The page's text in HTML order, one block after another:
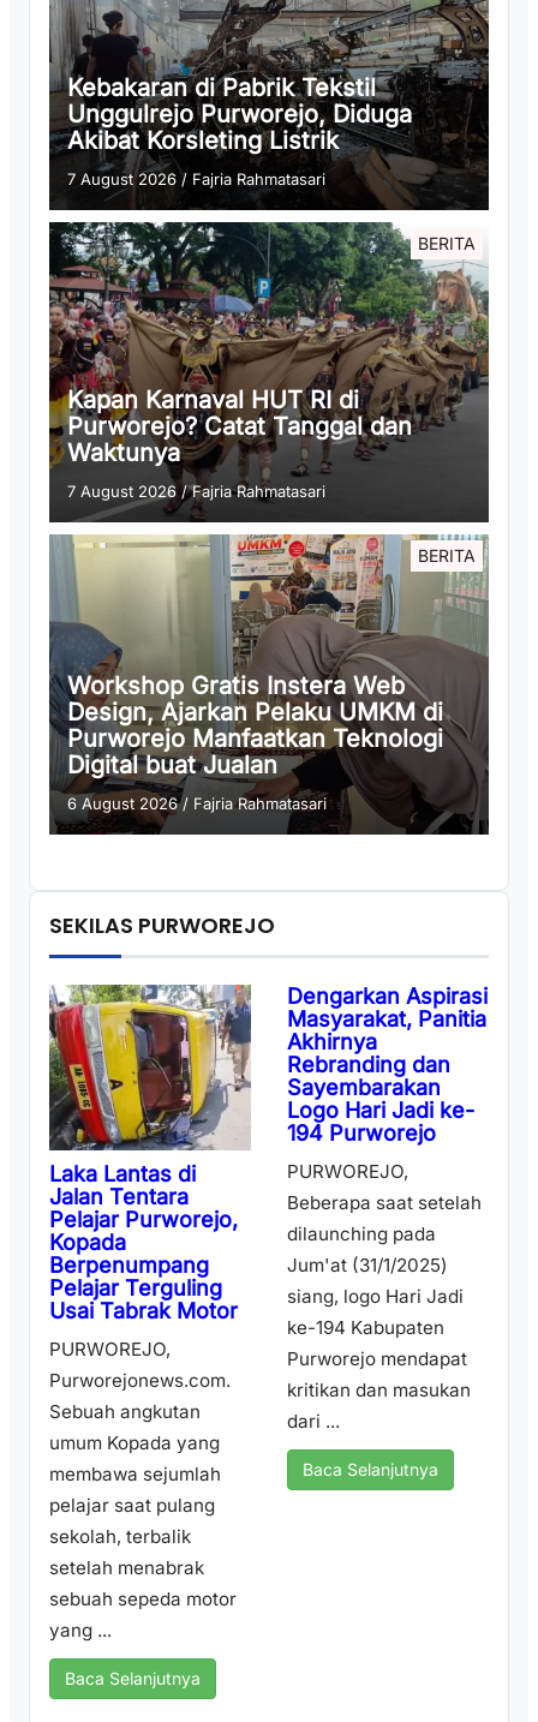
Kebakaran di Pabrik Tekstil
Unggulrejo Purworejo, Diduga
Akibat Korsleting Listrik
7 August 2026/ Fajria Rahmatasari
BERITA
Kapan Karnaval HUT RI di
Purworejo? Catat Tanggal dan
Waktunya
7 August 2026 /Fajria Rahmatasari
BERITA
Workshop Gratis Instera Web
Design, Ajarkan Pelaku UMKM di
Purworejo Manfaatkan Teknologi
Digital buat Jualan
6 August 2026/ Fajria Rahmatasari
SEKILAS PURWOREJO
Laka Lantas di
Jalan Tentara
Pelajar Purworejo,
Kopada
Berpenumpang
Pelajar Terguling
Usai Tabrak Motor
PURWOREJO,
Purworejonews.com.
Sebuah angkutan
umum Kopada yang
membawa sejumlah
pelajar saat pulang
sekolah, terbalik
setelah menabrak
sebuah sepeda motor
yang ...
Baca Selanjutnya
Dengarkan Aspirasi
Masyarakat, Panitia
Akhirnya
Rebranding dan
Sayembarakan
Logo Hari Jadi ke-
194 Purworejo
PURWOREJO,
Beberapa saat setelah
dilaunching pada
Jum'at (31/1/2025)
siang, logo Hari Jadi
ke-194 Kabupaten
Purworejo mendapat
kritikan dan masukan
dari ...
Baca Selanjutnya